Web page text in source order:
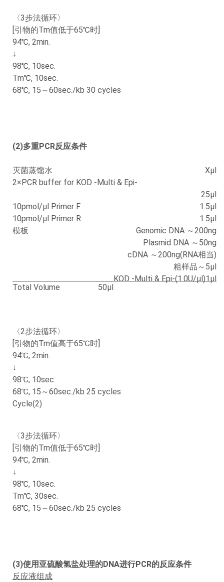
〈3步法循环〉
[引物的Tm值低于65℃时]
94℃, 2min.
↓
98℃, 10sec.
Tm℃, 10sec.
68℃, 15～60sec./kb 30 cycles
(2)多重PCR反应条件
灭菌蒸馏水
Xμl
2×PCR buffer for KOD -Multi & Epi-
25μl
10pmol/μl Primer F
1.5μl
10pmol/μl Primer R
1.5μl
模板
Genomic DNA ～200ng
Plasmid DNA ～50ng
cDNA ～200ng(RNA相当)
粗样品～5μl
KOD -Multi & Epi-(1.0U/μl)1μl
Total Volume
50μl
〈2步法循环〉
[引物的Tm值高于65℃时]
94℃, 2min.
↓
98℃, 10sec.
68℃, 15～60sec./kb 25 cycles
Cycle(2)
〈3步法循环〉
[引物的Tm值低于65℃时]
94℃, 2min.
↓
98℃, 10sec.
Tm℃, 30sec.
68℃, 15～60sec./kb 25 cycles
(3)使用亚硫酸氢盐处理的DNA进行PCR的反应条件
反应液组成